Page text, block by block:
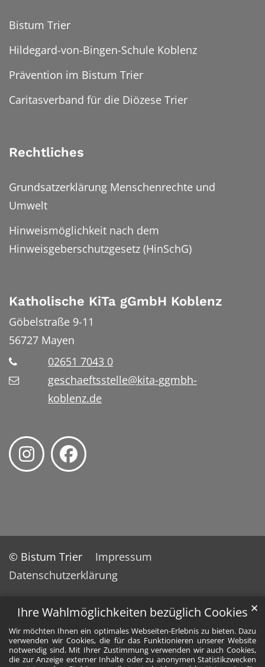
Ihre Wahlmöglichkeiten bezüglich Cookies
Wir möchten Ihnen ein optimales Webseiten-Erlebnis zu bieten. Dazu
verwenden wir Cookies, die für das Funktionieren unserer Website
notwendig sind. Mit Ihrer Zustimmung verwenden wir auch Cookies,
die zur Anzeige externer Inhalte oder zu anonymen Statistikzwecken
✕
Bistum Trier
Hildegard-von-Bingen-Schule Koblenz
Prävention im Bistum Trier
Caritasverband für die Diözese Trier
Rechtliches
Grundsatzerklärung Menschenrechte und
Umwelt
Hinweismöglichkeit nach dem
Hinweisgeberschutzgesetz (HinSchG)
Katholische KiTa gGmbH Koblenz
Göbelstraße 9-11
56727 Mayen
02651 7043 0
geschaeftsstelle@kita-ggmbh-
koblenz.de
© Bistum Trier
Impressum
Datenschutzerklärung